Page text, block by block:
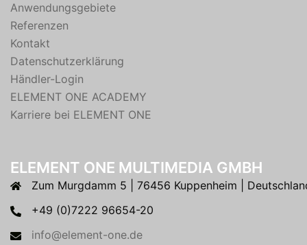
Anwendungsgebiete
Referenzen
Kontakt
Datenschutzerklärung
Händler-Login
ELEMENT ONE ACADEMY
Karriere bei ELEMENT ONE
ELEMENT ONE MULTIMEDIA GMBH
Zum Murgdamm 5 | 76456 Kuppenheim |
+49 (0)7222 96654-20
info@element-one.de